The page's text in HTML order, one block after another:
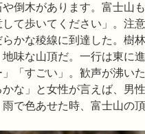
や倒木があります。富士
て歩いてください」。注意
かな稜線に到達した。樹
味な山頂だ。一行は東に
「すごい」。歓声が沸い
な」と女性が言えば、男
で色あせた時、富士山の